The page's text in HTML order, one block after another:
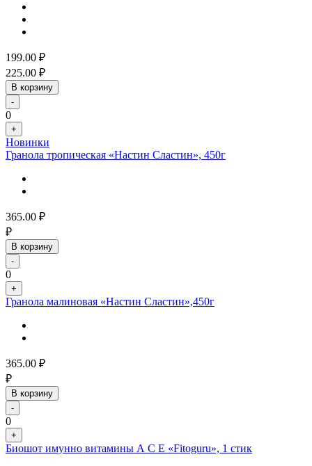
199.00 ₽
225.00 ₽
В корзину
-
0
+
Новинки
Гранола тропическая «Настин Сластин», 450г
365.00 ₽
₽
В корзину
-
0
+
Гранола малиновая «Настин Сластин»,450г
365.00 ₽
₽
В корзину
-
0
+
Биошот имунно витамины А С Е «Fitoguru», 1 стик